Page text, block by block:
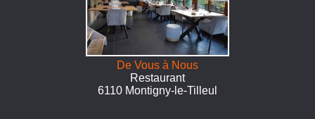
De Vous à Nous
Restaurant
6110 Montigny-le-Tilleul